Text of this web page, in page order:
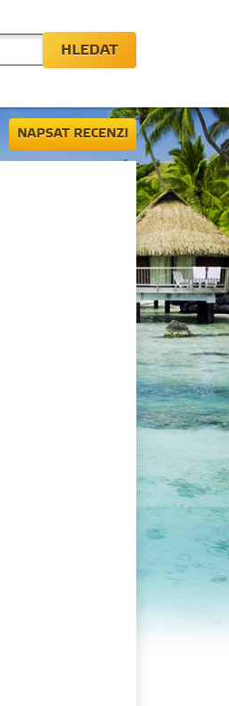
HLEDAT
NAPSAT RECENZI